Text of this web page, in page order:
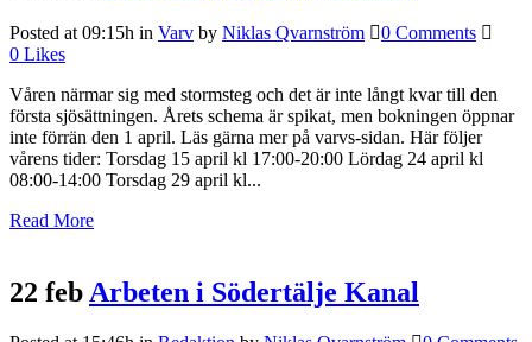
Posted at 09:15h in Varv by Niklas Qvarnström
0 Comments
0 Likes
Våren närmar sig med stormsteg och det är inte långt kvar till den
första sjösättningen. Årets schema är spikat, men bokningen öppnar
inte förrän den 1 april. Läs gärna mer på varvs-sidan. Här följer
vårens tider: Torsdag 15 april kl 17:00-20:00 Lördag 24 april kl
08:00-14:00 Torsdag 29 april kl...
Read More
22 febArbeten i Södertälje Kanal